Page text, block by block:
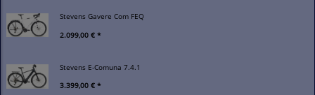
Stevens Gavere Com FEQ
2.099,00 € *
Stevens E-Comuna 7.4.1
3.399,00 € *